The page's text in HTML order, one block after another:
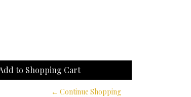
← Continue Shopping